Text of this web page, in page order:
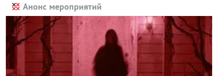
Анонс мероприятий